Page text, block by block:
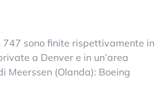
747 sono finite rispettivamente in
a Denver e in un’area
Meerssen (Olanda): Boeing